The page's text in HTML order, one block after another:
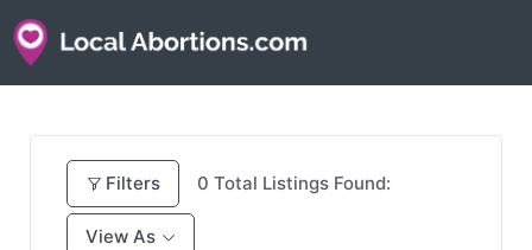
Filters 0 Total Listings Found:
View As